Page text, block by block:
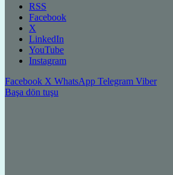
RSS
Facebook
X
LinkedIn
YouTube
Instagram
Facebook X WhatsApp Telegram Viber
Başa dön tuşu